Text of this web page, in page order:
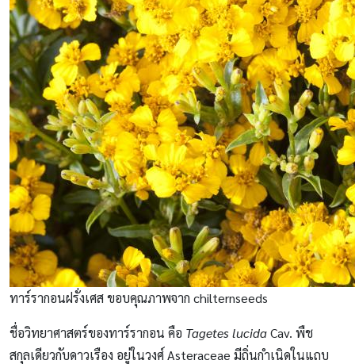
ทาร์รากอนฝรั่งเศส ขอบคุณภาพจาก chilternseeds
ชื่อวิทยาศาสตร์ของทาร์รากอน คือ Tagetes lucidaCav. พืช
สกุลเดียวกับดาวเรือง อยู่ในวงศ์Asteraceae มีถิ่นกำเนิดในแถบ